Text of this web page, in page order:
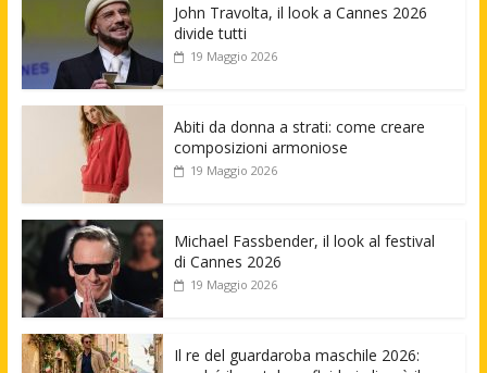
John Travolta, il look a Cannes 2026
divide tutti
19 Maggio 2026
Abiti da donna a strati: come creare
composizioni armoniose
19 Maggio 2026
Michael Fassbender, il look al festival
di Cannes 2026
19 Maggio 2026
Il re del guardaroba maschile 2026: